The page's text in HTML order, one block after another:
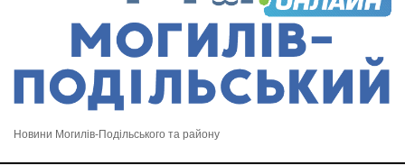
Новини Могилів-Подільського та району